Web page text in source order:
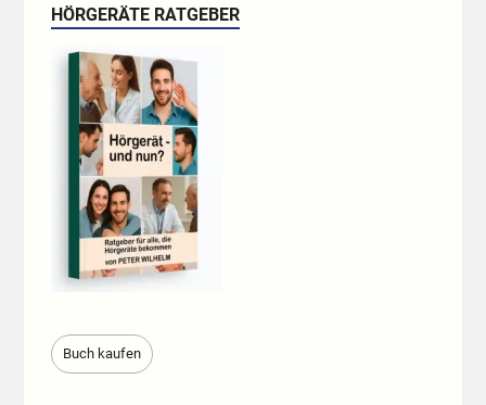
HÖRGERÄTE RATGEBER
Buch kaufen